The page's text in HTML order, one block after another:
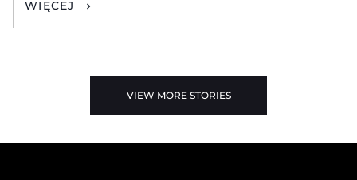
WIĘCEJ
VIEW MORE STORIES